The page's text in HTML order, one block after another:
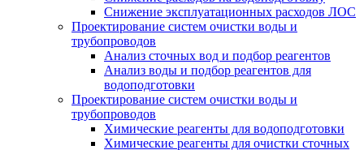
Снижение эксплуатационных расходов ЛОС
Проектирование систем очистки воды и
трубопроводов
Анализ сточных вод и подбор реагентов
Анализ воды и подбор реагентов для
водоподготовки
Проектирование систем очистки воды и
трубопроводов
Химические реагенты для водоподготовки
Химические реагенты для очистки сточных